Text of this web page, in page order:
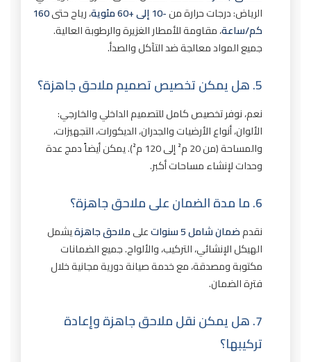
الرياض: درجات حرارة من-10 إلى +60 مئوية ، رياح حتى160
كم/ساعة، مقاومة للأمطار الغزيرة والرطوبة العالية.
جميع المواد معالجة ضد التآكل والصدأ.
5. هل يمكن تخصيص تصميم ملاحق جاهزة؟
نعم، نوفر تخصيص كامل للتصميم الداخلي والخارجي:
الألوان، أنواع الأرضيات والجدران، الديكورات، التجهيزات،
والمساحة (من 20 م² إلى 120 م²). يمكن أيضاً دمج عدة
وحدات لإنشاء مساحات أكبر.
6. ما مدة الضمان على ملاحق جاهزة؟
نقدمضمان شامل 5 سنوات علىملاحق جاهزةيشمل
الهيكل الإنشائي، التركيب، والألواح. جميع الضمانات
مكتوبة ومصدقة، مع خدمة صيانة دورية مجانية خلال
فترة الضمان.
7. هل يمكن نقل ملاحق جاهزة وإعادة
تركيبها؟